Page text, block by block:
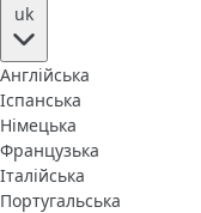
uk
Англійська
Іспанська
Німецька
Французька
Італійська
Португальська